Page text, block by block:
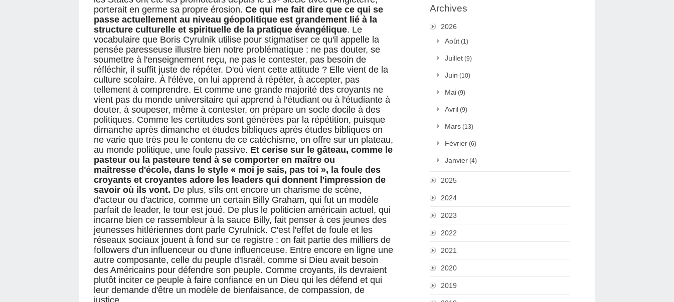
porterait en germe sa propre érosion. Ce qui me fait dire que ce qui se
passe actuellement au niveau géopolitique est grandement lié à la
structure culturelle et spirituelle de la pratique évangélique. Le
vocabulaire que Boris Cyrulnik utilise pour stigmatiser ce qu'il appelle la
pensée paresseuse illustre bien notre problématique : ne pas douter, se
soumettre à l'enseignement reçu, ne pas le contester, pas besoin de
réfléchir, il suffit juste de répéter. D'où vient cette attitude ? Elle vient de la
culture scolaire. À l'élève, on lui apprend à répéter, à accepter, pas
tellement à comprendre. Et comme une grande majorité des croyants ne
vient pas du monde universitaire qui apprend à l'étudiant ou à l'étudiante à
douter, à soupeser, même à contester, on prépare un socle docile à des
politiques. Comme les certitudes sont générées par la répétition, puisque
dimanche après dimanche et études bibliques après études bibliques on
ne varie que très peu le contenu de ce catéchisme, on offre sur un plateau,
au monde politique, une foule passive. Et cerise sur le gâteau, comme le
pasteur ou la pasteure tend à se comporter en maître ou
maîtresse d'école, dans le style « moi je sais, pas toi », la foule des
croyants et croyantes adore les leaders qui donnent l'impression de
savoir où ils vont. De plus, s'ils ont encore un charisme de scène,
d'acteur ou d'actrice, comme un certain Billy Graham, qui fut un modèle
parfait de leader, le tour est joué. De plus le politicien américain actuel, qui
incarne bien ce rassembleur à la sauce Billy, fait penser à ces jeunes des
jeunesses hitlériennes dont parle Cyrulnick. C'est l'effet de foule et les
réseaux sociaux jouent à fond sur ce registre : on fait partie des milliers de
followers d'un influenceur ou d'une influenceuse. Entre encore en ligne une
autre composante, celle du peuple d'Israël, comme si Dieu avait besoin
des Américains pour défendre son peuple. Comme croyants, ils devraient
plutôt inciter ce peuple à faire confiance en un Dieu qui les défend et qui
leur demande d'être un modèle de bienfaisance, de compassion, de
justice.
Archives
2026
Août (1)
Juillet (9)
Juin (10)
Mai (9)
Avril (9)
Mars (13)
Février (6)
Janvier (4)
2025
2024
2023
2022
2021
2020
2019